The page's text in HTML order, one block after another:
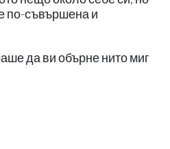
по-съвършена и
да ви обърне нито миг